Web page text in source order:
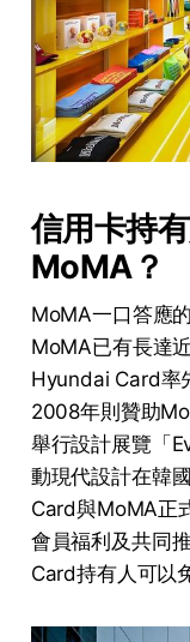
信用卡持
MoMA？
MoMA一口答應
MoMA已有長達
Hyundai Card率
2008年則贊助
舉行設計展覽「
動現代設計在韓
Card與MoMA正
會員福利及共同
Card持有人可以